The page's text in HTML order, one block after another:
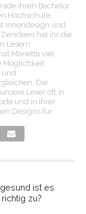
ihren Bachelor
Hochschule,
Innendesign und
hat ihr die
Lesern
Marietta viel
Möglichkeit
und
Die
Leser oft in
und in ihrer
Designs für
ist es
zu?